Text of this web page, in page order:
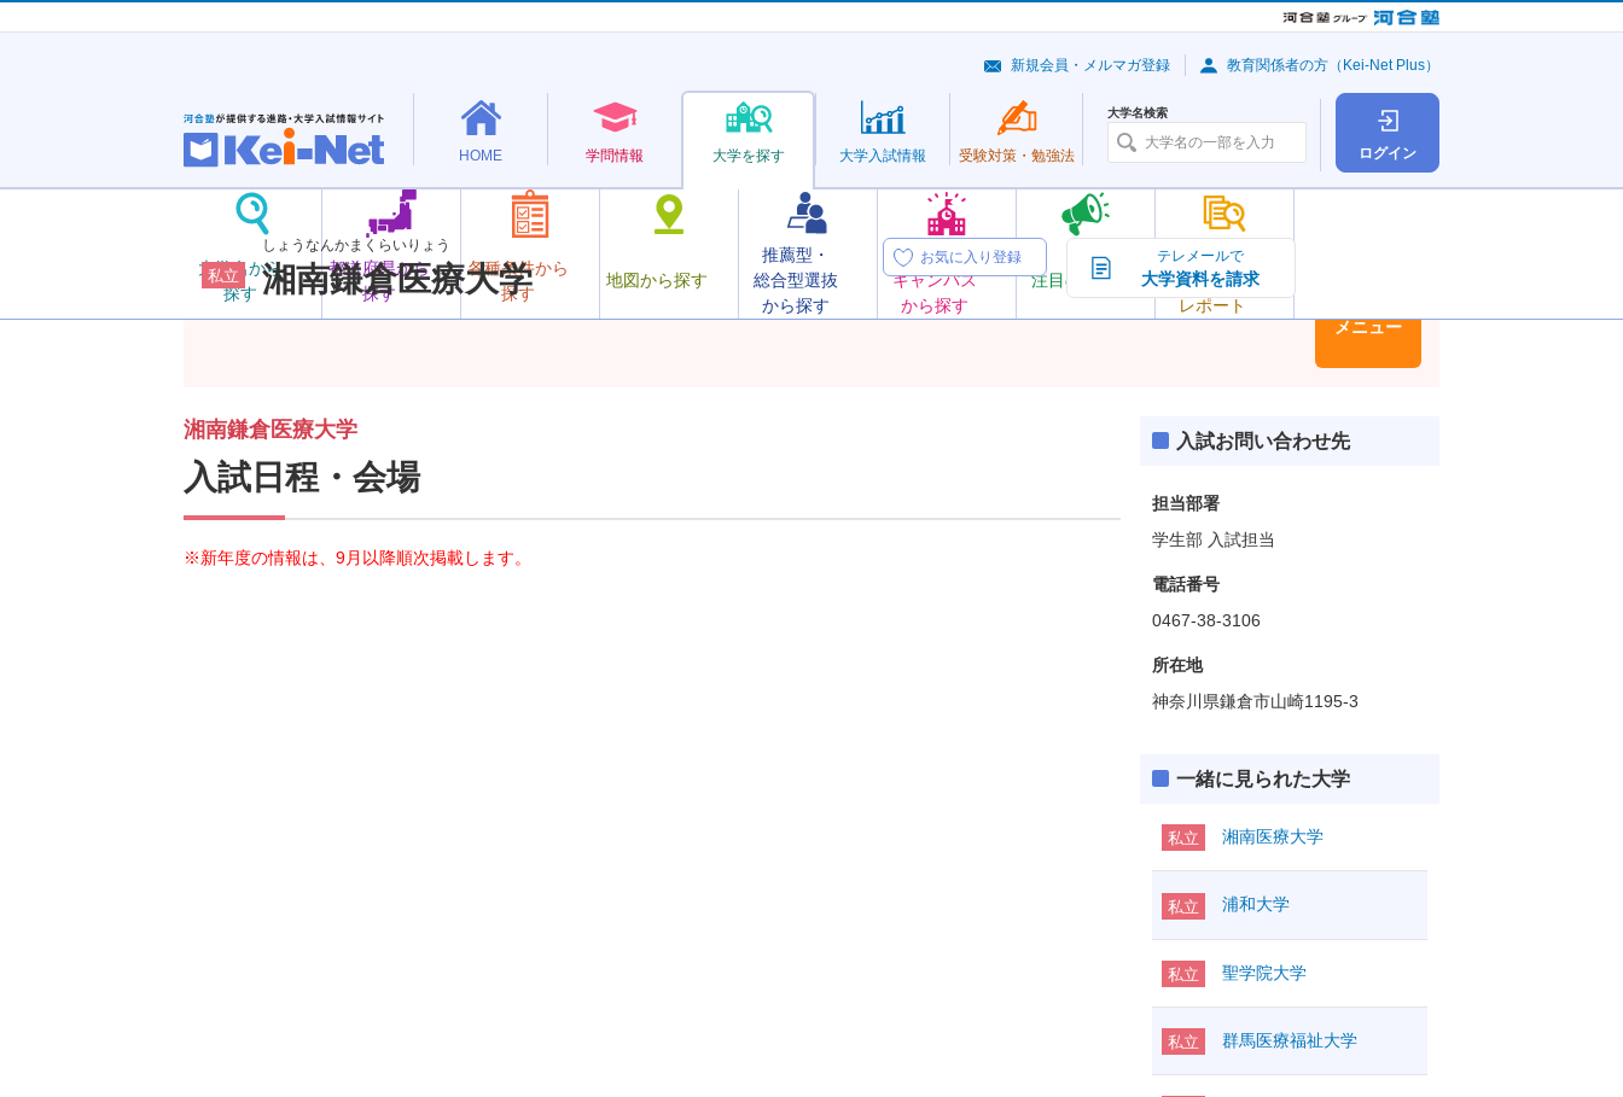
ログイン
HOME 学問情報 大学を探す
大学名から
探す
都道府県から
探す
各種条件から
探す
地図から探す
推薦型・
総合型選抜
から探す
オープン
キャンパス
から探す
注目の大学
大学の今
トピック＆
レポート
大学入試情報 受験対策・ 勉強法
大学名検索
新規会員・メルマガ登録 教育関係者の方（Kei-Net Plus）
私立
しょうなんかまくらいりょう
湘南鎌倉医療大学
お気に入り登録 テレメールで
大学資料を請求
メニュー
湘南鎌倉医療大学
入試日程・会場
※新年度の情報は、9月以降順次掲載します。
入試お問い合わせ先
担当部署
学生部 入試担当
電話番号
0467-38-3106
所在地
神奈川県鎌倉市山崎1195-3
一緒に見られた大学
私立 湘南医療大学
私立 浦和大学
私立 聖学院大学
私立 群馬医療福祉大学